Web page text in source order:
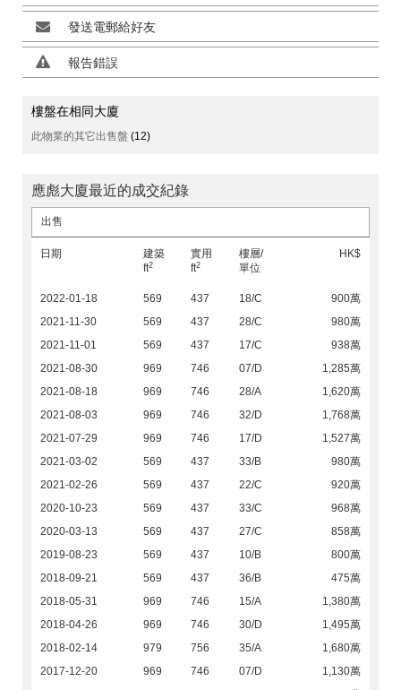
發送電郵給好友
報告錯誤
樓盤在相同大廈
此物業的其它出售盤 (12)
應彪大廈最近的成交紀錄
出售
日期
建築
ft2
實用
ft2
樓層/
單位
HK$
2022-01-18 569 437 18/C
900萬
2021-11-30
569 437 28/C
980萬
2021-11-01
569 437 17/C
938萬
2021-08-30
969 746 07/D
1,285萬
2021-08-18
969 746 28/A
1,620萬
2021-08-03
969 746 32/D
1,768萬
2021-07-29
969 746 17/D
1,527萬
2021-03-02
569 437 33/B
980萬
2021-02-26
569 437 22/C
920萬
2020-10-23
569 437 33/C
968萬
2020-03-13
569 437 27/C
858萬
2019-08-23
569 437 10/B
800萬
2018-09-21
569 437 36/B
475萬
2018-05-31
969 746 15/A
1,380萬
2018-04-26
969 746 30/D
1,495萬
2018-02-14
979 756 35/A
1,680萬
2017-12-20
969 746 07/D
1,130萬